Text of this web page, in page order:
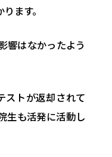
ます。
響はなかったよう
ストが返却されて
生も活発に活動し